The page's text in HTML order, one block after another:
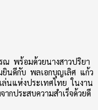
พร้อมด้วยนางสาวปริยา
นดีกับ พลเอกบุญเลิศ แก้ว
นแห่งประเทศไทย ในงาน
ากประสบความสำเร็จด้วยดี